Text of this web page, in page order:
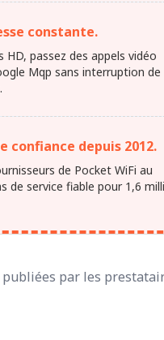
constante.
HD, passez des appels vidéo
Mqp sans interruption de
confiance depuis 2012.
de Pocket WiFi au
de service fiable pour 1,6
publiées par les